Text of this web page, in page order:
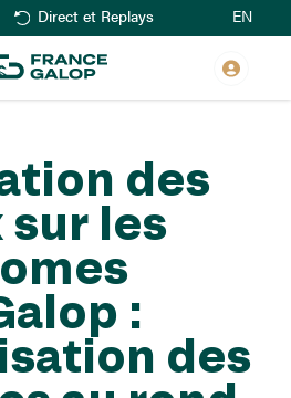
Aller
au
contenu
principal
Direct et Replays EN
des
sur les
:
des